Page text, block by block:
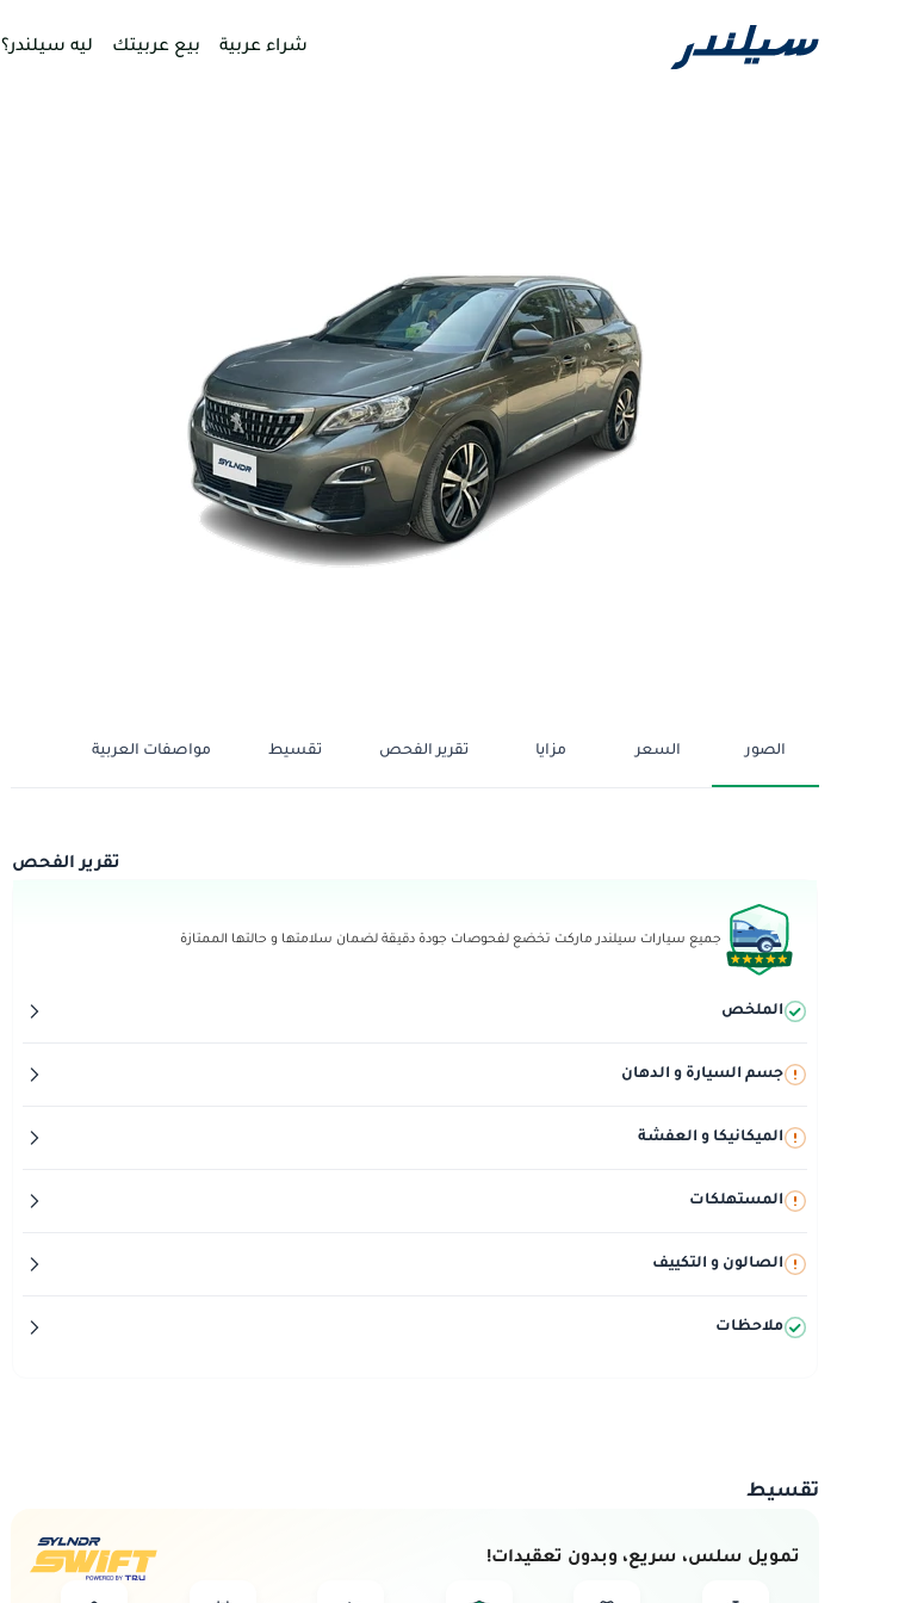
شراء عربية بيع عربيتك ليه سيلندر؟
الصور السعر مزايا تقرير الفحص تقسيط مواصفات العربية
تقرير الفحص
جميع سيارات سيلندر ماركت تخضع لفحوصات جودة دقيقة لضمان سلامتها و حالتها الممتازة
الملخص
جسم السيارة و الدهان
الميكانيكا و العفشة
المستهلكات
الصالون و التكييف
ملاحظات
تقسيط
تمويل سلس، سريع، وبدون تعقيدات!